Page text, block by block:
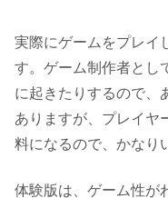
実際にゲームをプレイ
す。ゲーム制作者とし
に起きたりするので、
ありますが、プレイヤ
料になるので、かなり
体験版は、ゲーム性が